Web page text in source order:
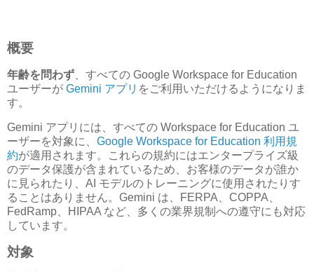
概要
年齢を問わず 、すべての Google Workspace for Education
ユーザーが Gemini アプリ をご利用いただけるようになりま
す。
Gemini アプリには、すべての Workspace for Education ユ
ーザーを対象に、 Google Workspace for Education 利用規
約が適用されます。これらの規約にはエンタープライズ級
のデータ保護が含まれているため、お客様のデータが誰か
に見られたり、AI モデルのトレーニングに使用されたりす
ることはありません。Gemini は、FERPA、COPPA、
FedRamp、HIPAA など、多くの業界規制への遵守にも対応
しています。
対象